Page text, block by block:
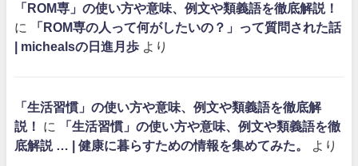
「ROM専」の使い方や意味、例文や類義語を徹底解説！
に
「ROM専の人って何がしたいの？」って質問された話
| michealsの日進月歩 より
「生活習慣」の使い方や意味、例文や類義語を徹底解
説！
に
「生活習慣」の使い方や意味、例文や類義語を徹
底解説 … | 健康に暮らすための情報を集めてみた。
より